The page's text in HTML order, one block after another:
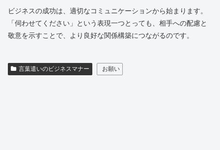
ビジネスの成功は、適切なコミュニケーションから始まります。
「伺わせてください」という表現一つとっても、相手への配慮と
敬意を示すことで、より良好な関係構築につながるのです。
言葉遣いのビジネスマナー お願い